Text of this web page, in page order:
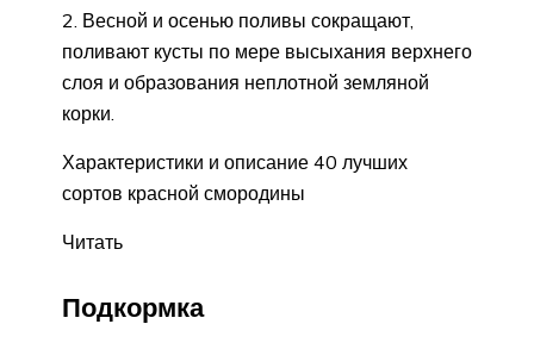
Весной и осенью поливы сокращают,
поливают кусты по мере высыхания верхнего
слоя и образования неплотной земляной
корки.
Характеристики и описание 40 лучших
сортов красной смородины
Читать
Подкормка